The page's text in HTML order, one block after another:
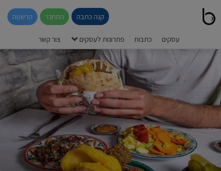
קנה כתבה התחבר הרשמה
עסקים כתבות פתרונות לעסקים צור קשר